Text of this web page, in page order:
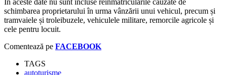
schimbarea proprietarului în urma vânzării unui vehicul, precum și
tramvaiele și troleibuzele, vehiculele militare, remorcile agricole și
cele pentru locuit.
Comentează pe FACEBOOK
TAGS
autoturisme